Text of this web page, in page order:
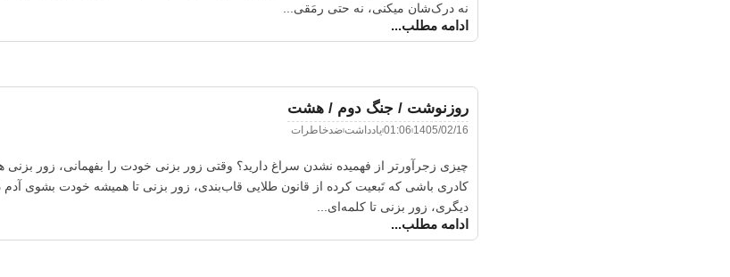
نه درک‌شان میکنی، نه حتی رمَقی...
ادامه مطلب...
روزنوشت / جنگ دوم / هشت
1405/02/16
01:06یادداشتضدخاطرات
چیزی زجرآورتر از فهمیده نشدن سراغ دارید؟ وقتی زور بزنی خودت را بفهمانی، زور
کادری باشی که تَبعیت کرده از قانون طلایی قاب‌بندی، زور بزنی تا همیشه خودت بشوی
دیگری، زور بزنی تا کلمه‌ای...
ادامه مطلب...